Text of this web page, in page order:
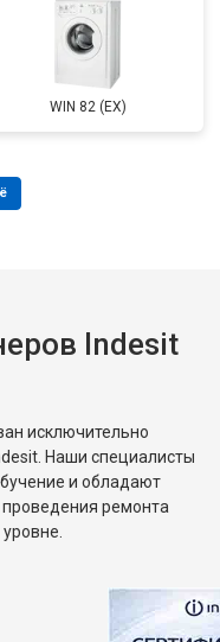
WIN 82 (EX)
Indesit
исключительно
Наши специалисты
и обладают
ремонта